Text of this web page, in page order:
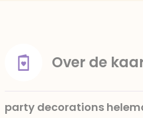
Over de
party decorations